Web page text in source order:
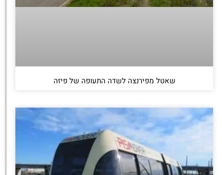
שאטל מפירנצה לשדה התעופה של פיזה